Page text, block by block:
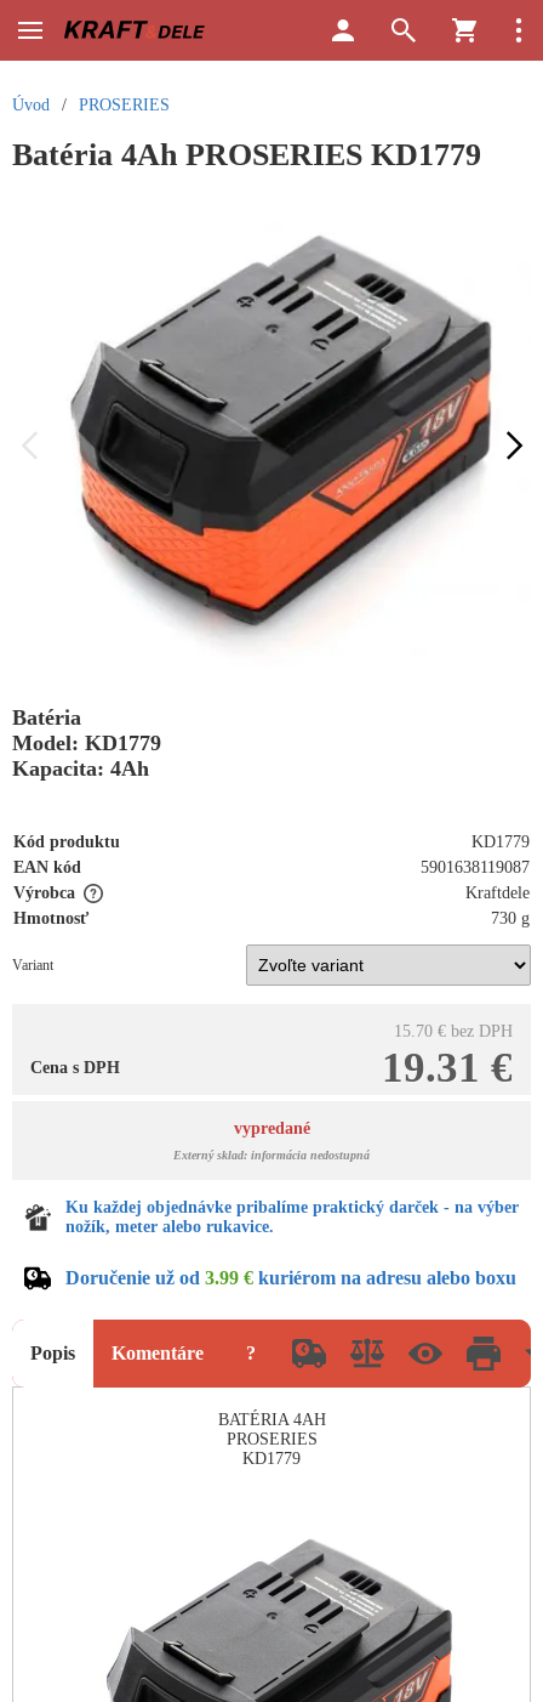
Úvod / PROSERIES
Batéria 4Ah PROSERIES KD1779
Batéria
Model: KD1779
Kapacita: 4Ah
Kód produktu
KD1779
EAN kód
5901638119087
Výrobca
Kraftdele
Hmotnosť
730 g
Variant
15.70 € bez DPH
19.31 €
Cena s DPH
vypredané
Externý sklad: informácia nedostupná
Ku každej objednávke pribalíme praktický darček - na výber
nožík, meter alebo rukavice.
Doručenie už od 3.99 € kuriérom na adresu alebo boxu
Popis Komentáre ?
BATÉRIA 4AH
PROSERIES
KD1779